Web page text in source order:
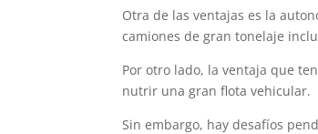
Otra de las ventajas es la
camiones de gran tonelaje
Por otro lado, la ventaja que
nutrir una gran flota vehicular.
Sin embargo, hay desafíos